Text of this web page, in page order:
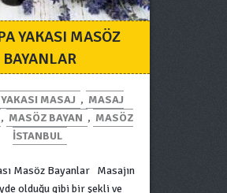
YAKASI MASÖZ
BAYANLAR
MASAJ , MASAJ
, MASÖZ BAYAN , MASÖZ
ISTANBUL
Masöz Bayanlar Masajın
olduğu gibi bir şekli ve